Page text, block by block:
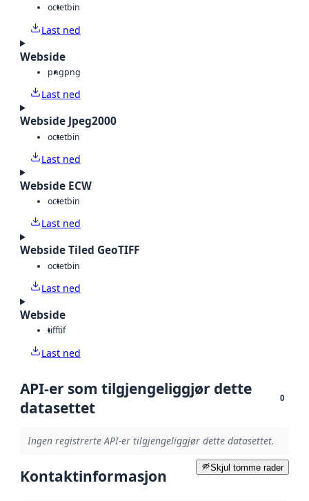
octetbin
Last ned
Webside
pngpng
Last ned
Webside Jpeg2000
octetbin
Last ned
Webside ECW
octetbin
Last ned
Webside Tiled GeoTIFF
octetbin
Last ned
Webside
tifftif
Last ned
API-er som tilgjengeliggjør dette
datasettet
0
Ingen registrerte API-er tilgjengeliggjør dette datasettet.
Skjul tomme rader
Kontaktinformasjon